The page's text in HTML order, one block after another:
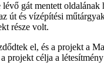
gát mentett
út és vízépítési
része volt.
el, és a projekt a
projekt célja a